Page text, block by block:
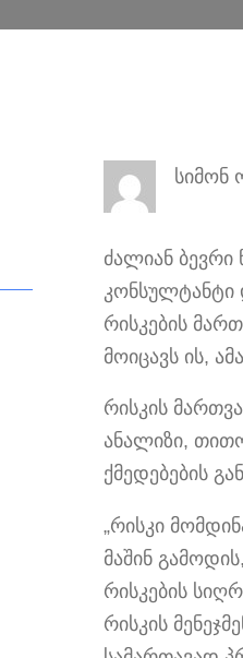
სიმონ
ძალიან ბევრი
კონსულტანტი
რისკების
მოიცავს ის,
რისკის
ანალიზი,
ქმედებების
„რისკი
მაშინ
რისკების
რისკის